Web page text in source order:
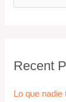
c
Recent
Lo que nadie